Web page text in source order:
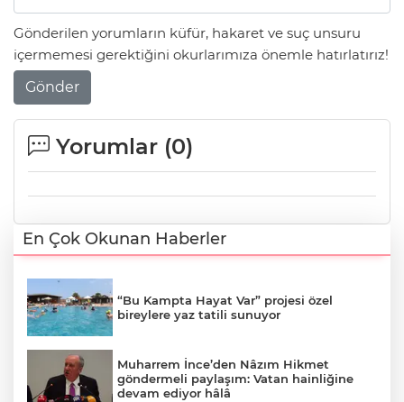
Gönderilen yorumların küfür, hakaret ve suç unsuru
içermemesi gerektiğini okurlarımıza önemle hatırlatırız!
Gönder
Yorumlar (0)
En Çok Okunan Haberler
“Bu Kampta Hayat Var” projesi özel
bireylere yaz tatili sunuyor
Muharrem İnce’den Nâzım Hikmet
göndermeli paylaşım: Vatan hainliğine
devam ediyor hâlâ